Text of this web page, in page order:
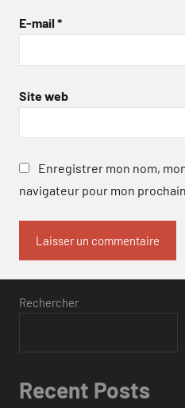
E-mail *
Site web
Enregistrer mon nom,
navigateur pour mon
Rechercher
Recent Posts